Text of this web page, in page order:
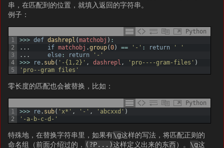
串，在匹配到的位置，就填入返回的字符串。
例子：
Python
1
2
3
4
5
>>> def dashrepl (matchobj ) :
. . . if matchobj .group(0) == '-' : return
' '
. . . else : return
'-'
>>>
re. sub( '-{1,2}' , dashrepl , 'pro----gram-files' )
'pro--gram files'
零长度的匹配也会被替换，比如：
Python
1
2
>>> re. sub( 'x*' , '-' , 'abcxxd' )
'-a-b-c-d-'
特殊地，在替换字符串里，如果有\g这样的写法，将匹配正则的
命名组（前面介绍过的， (?P...)这样定义出来的东西）。 \g这